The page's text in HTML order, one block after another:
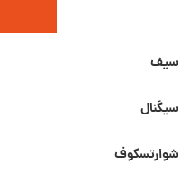
سیف
سیگنال
شوارتسکوف